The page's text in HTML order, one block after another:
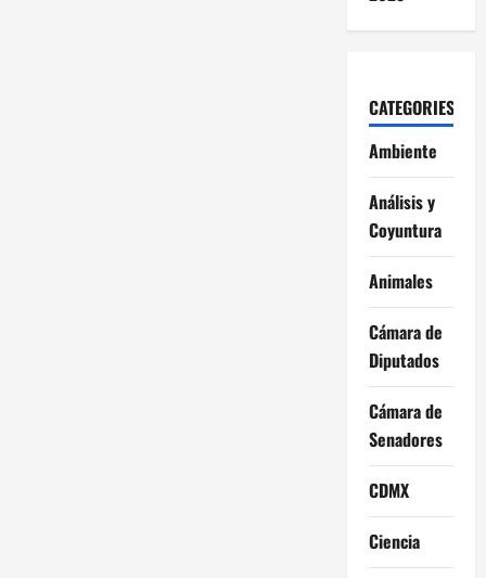
CATEGORIES
Ambiente
Análisis y
Coyuntura
Animales
Cámara de
Diputados
Cámara de
Senadores
CDMX
Ciencia